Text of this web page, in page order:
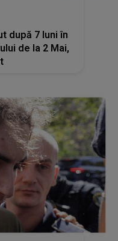
după 7 luni în
de la 2 Mai,